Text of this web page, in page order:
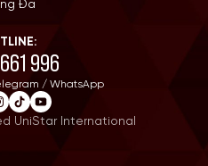
Đa
996
/ WhatsApp
UniStar International